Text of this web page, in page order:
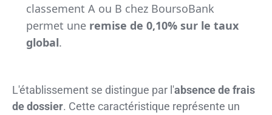
classement A ou B chez BoursoBank
permet une remise de 0,10% sur le taux
global.
L'établissement se distingue par l'absence de frais
de dossier. Cette caractéristique représente un